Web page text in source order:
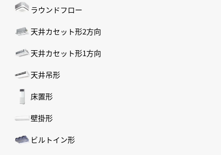
ラウンドフロー
天井カセット形2方向
天井カセット形1方向
天井吊形
床置形
壁掛形
ビルトイン形